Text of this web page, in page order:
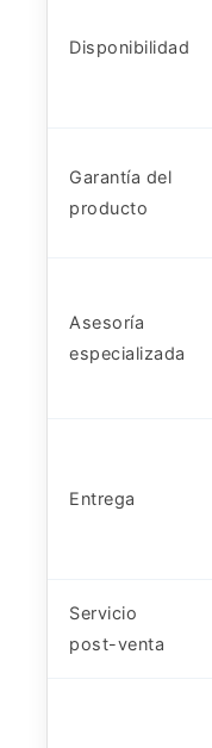
Disponibilidad
Garantía del
producto
Asesoría
especializada
Entrega
Servicio
post-venta